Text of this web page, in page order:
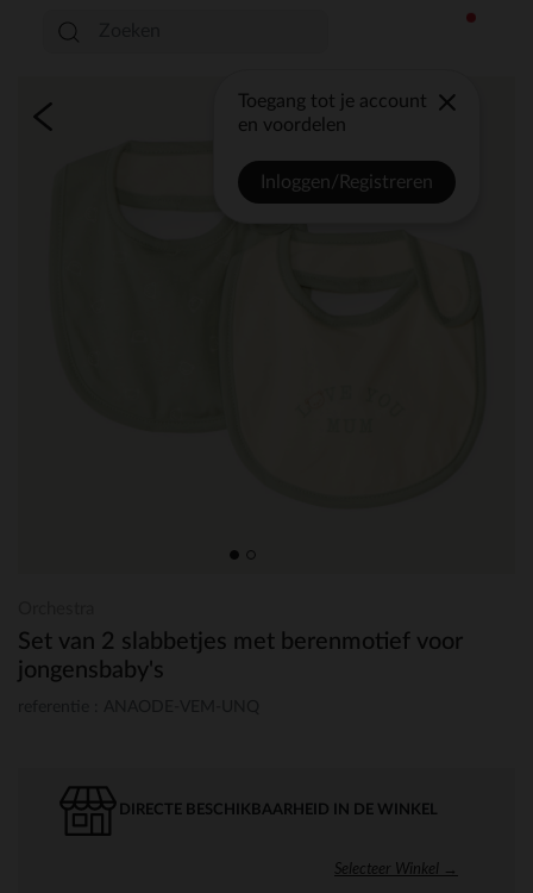
Toegang tot je account
en voordelen
Inloggen/Registreren
Set van 2 slabbetjes met berenmotief voor
jongensbaby's
DIRECTE BESCHIKBAARHEID IN DE WINKEL
Selecteer Winkel →